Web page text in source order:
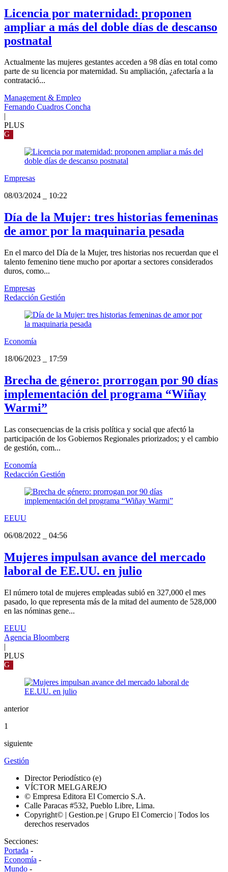
Licencia por maternidad: proponen
ampliar a más del doble días de descanso
postnatal
Actualmente las mujeres gestantes acceden a 98 días en total como
parte de su licencia por maternidad. Su ampliación, ¿afectaría a la
contratació...
Management & Empleo
Fernando Cuadros Concha
PLUS
G
Empresas
08/03/2024
10:22
Día de la Mujer: tres historias femeninas
de amor por la maquinaria pesada
En el marco del Día de la Mujer, tres historias nos recuerdan que el
talento femenino tiene mucho por aportar a sectores considerados
duros, como...
Empresas
Redacción Gestión
Economía
18/06/2023
17:59
Brecha de género: prorrogan por 90 días
implementación del programa “Wiñay
Warmi”
Las consecuencias de la crisis política y social que afectó la
participación de los Gobiernos Regionales priorizados; y el cambio
de gestión, com...
Economía
Redacción Gestión
EEUU
06/08/2022
04:56
Mujeres impulsan avance del mercado
laboral de EE.UU. en julio
El número total de mujeres empleadas subió en 327,000 el mes
pasado, lo que representa más de la mitad del aumento de 528,000
en las nóminas gene...
EEUU
Agencia Bloomberg
|
PLUS
G
anterior
1
siguiente
Gestión
Director Periodístico (e)
VÍCTOR MELGAREJO
© Empresa Editora El Comercio S.A.
Calle Paracas #532, Pueblo Libre, Lima.
Copyright© | Gestion.pe | Grupo El Comercio | Todos los
derechos reservados
Secciones:
Portada -
Economía -
Mundo -